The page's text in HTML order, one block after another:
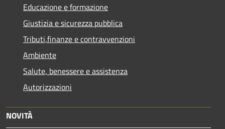
Educazione e formazione
Giustizia e sicurezza pubblica
Tributi,finanze e contravvenzioni
Ambiente
Salute, benessere e assistenza
Autorizzazioni
NOVITÀ